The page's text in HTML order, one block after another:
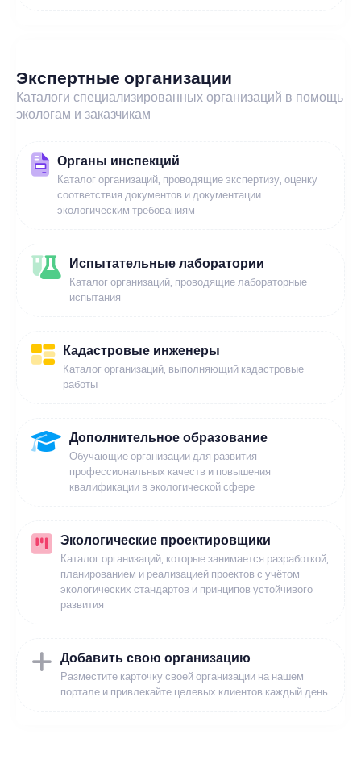
Экспертные организации
Каталоги специализированных организаций в помощь
экологам и заказчикам
Органы инспекций
Каталог организаций, проводящие экспертизу, оценку
соответствия документов и документации
экологическим требованиям
Испытательные лаборатории
Каталог организаций, проводящие лабораторные
испытания
Кадастровые инженеры
Каталог организаций, выполняющий кадастровые
работы
Дополнительное образование
Обучающие организации для развития
профессиональных качеств и повышения
квалификации в экологической сфере
Экологические проектировщики
Каталог организаций, которые занимается разработкой,
планированием и реализацией проектов с учётом
экологических стандартов и принципов устойчивого
развития
Добавить свою организацию
Разместите карточку своей организации на нашем
портале и привлекайте целевых клиентов каждый день